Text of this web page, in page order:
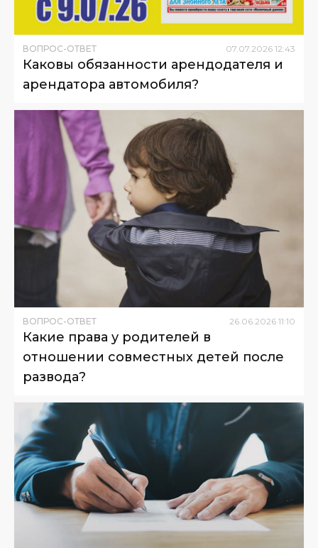
ВОПРОС-ОТВЕТ 07 07 2026 12:43
Каковы обязанности арендодателя и
арендатора автомобиля?
ВОПРОС-ОТВЕТ 26.06.2026 11:10
Какие права у родителей в
отношении совместных детей после
развода?